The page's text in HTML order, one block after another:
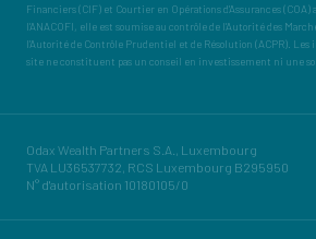
Financiers (CIF) et Courtier en Opérations d'Assurances (COA)
l'ANACOFI, elle est soumise au contrôle de l'Autorité des
l'Autorité de Contrôle Prudentiel et de Résolution (ACPR). Les
site ne constituent pas un conseil en investissement ni une
Odax Wealth Partners S.A., Luxembourg
TVA LU36537732, RCS Luxembourg B295950
N° d'autorisation 10180105/0